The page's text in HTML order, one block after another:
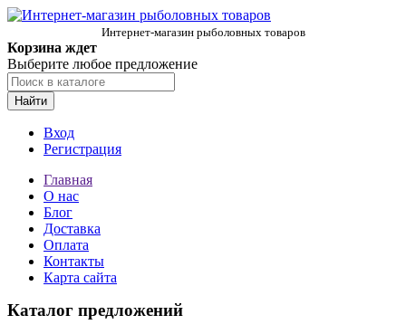
Интернет-магазин рыболовных товаров
Корзина ждет
Выберите любое предложение
Найти
Вход
Регистрация
Главная
О нас
Блог
Доставка
Оплата
Контакты
Карта сайта
Каталог предложений